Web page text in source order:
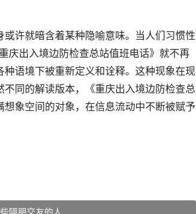
许就暗含着某种隐喻意味。当人们习惯性
庆出入境边防检查总站值班电话》就不再
语境下被重新定义和诠释。这种现象在现
同的解读版本，《重庆出入境边防检查总
象空间的对象，在信息流动中不断被赋予